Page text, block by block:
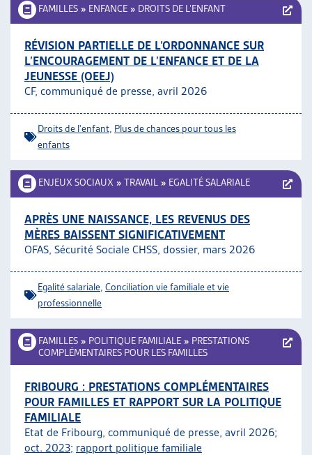
FAMILLES » ENFANCE » DROITS DE L’ENFANT
RÉVISION PARTIELLE DE L’ORDONNANCE SUR
L’ENCOURAGEMENT DE L’ENFANCE ET DE LA
JEUNESSE (OEEJ)
CF, communiqué de presse, avril 2026
Droits de l'enfant Plus de chances pour tous les
enfants
ENJEUX SOCIAUX » TRAVAIL » EGALITÉ SALARIALE
APRÈS UNE NAISSANCE, LES REVENUS DES
MÈRES BAISSENT SIGNIFICATIVEMENT
OFAS, Sécurité Sociale CHSS, dossier, mars 2026
Egalité salariale Conciliation vie familiale et vie
professionnelle
FAMILLES » POLITIQUE FAMILIALE » PRESTATIONS
COMPLÉMENTAIRES POUR LES FAMILLES
FRIBOURG : PRESTATIONS COMPLÉMENTAIRES
POUR FAMILLES ET RAPPORT SUR LA POLITIQUE
FAMILIALE
Etat de Fribourg, communiqué de presse, avril 2026;
oct. 2023; rapport politique familiale